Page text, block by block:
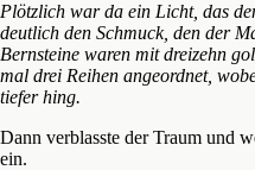
Plötzlich war da ein Licht, das
deutlich den Schmuck, den der
Bernsteine waren mit dreizehn
mal drei Reihen angeordnet,
tiefer hing.
Dann verblasste der Traum und
ein.